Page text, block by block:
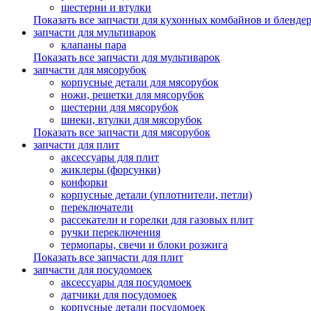
шестерни и втулки
Показать все запчасти для кухонных комбайнов и
запчасти для мультиварок
клапаны пара
Показать все запчасти для мультиварок
запчасти для мясорубок
корпусные детали для мясорубок
ножи, решетки для мясорубок
шестерни для мясорубок
шнеки, втулки для мясорубок
Показать все запчасти для мясорубок
запчасти для плит
аксессуары для плит
жиклеры (форсунки)
конфорки
корпусные детали (уплотнители, петли)
переключатели
рассекатели и горелки для газовых плит
ручки переключения
термопары, свечи и блоки розжига
Показать все запчасти для плит
запчасти для посудомоек
аксессуары для посудомоек
датчики для посудомоек
корпусные детали посудомоек